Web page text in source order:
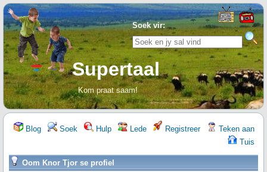
Soek vir:
Supertaal
Kom praat saam!
Blog Soek Hulp Lede Registreer
Teken aan
Tuis
Oom Knor Tjor se profiel